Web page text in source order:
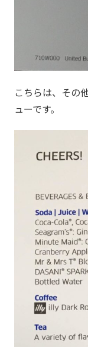
こちらは、その
ューです。